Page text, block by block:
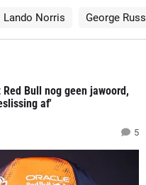
Lando Norris George
Bull nog geen jawoord,
af'
5